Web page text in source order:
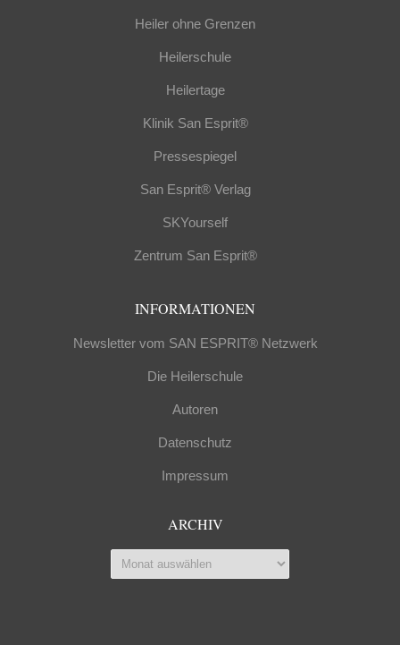
Heiler ohne Grenzen
Heilerschule
Heilertage
Klinik San Esprit®
Pressespiegel
San Esprit® Verlag
SKYourself
Zentrum San Esprit®
INFORMATIONEN
Newsletter vom SAN ESPRIT® Netzwerk
Die Heilerschule
Autoren
Datenschutz
Impressum
ARCHIV